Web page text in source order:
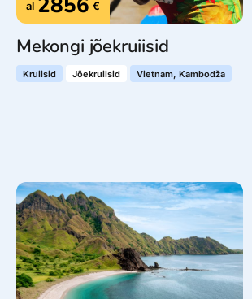
al €
Mekongi jõekruiisid
Kruiisid Jõekruiisid Vietnam, Kambodža